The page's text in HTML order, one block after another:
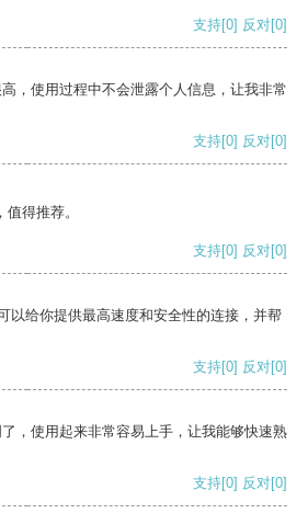
支持[0] 反对[0]
，使用过程中不会泄露个人信息，让我非常
支持[0] 反对[0]
得推荐。
支持[0] 反对[0]
以给你提供最高速度和安全性的连接，并帮
支持[0] 反对[0]
，使用起来非常容易上手，让我能够快速熟
支持[0] 反对[0]